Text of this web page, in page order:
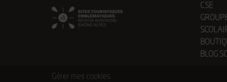
CSE
BLOG
Gérer mes cookies